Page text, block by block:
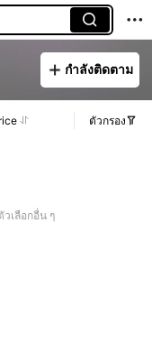
กำลังติดตาม
ตัวกรอง
เลือกอื่น ๆ